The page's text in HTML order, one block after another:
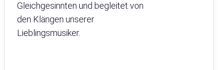
Gleichgesinnten und begleitet von
den Klängen unserer
Lieblingsmusiker.